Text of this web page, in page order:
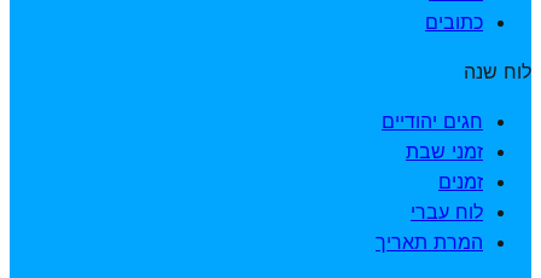
כתובים
לוח שנה
חגים יהודיים
זמני שבת
זמנים
לוח עברי
המרת תאריך